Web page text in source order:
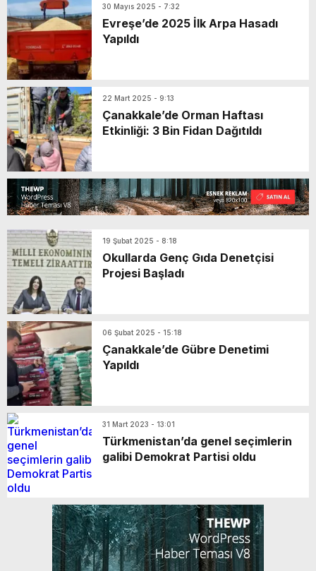
30 Mayıs 2025 - 7:32
Evreşe’de 2025 İlk Arpa Hasadı
Yapıldı
22 Mart 2025 - 9:13
Çanakkale’de Orman Haftası
Etkinliği: 3 Bin Fidan Dağıtıldı
19 Şubat 2025 - 8:18
Okullarda Genç Gıda Denetçisi
Projesi Başladı
06 Şubat 2025 - 15:18
Çanakkale’de Gübre Denetimi
Yapıldı
31 Mart 2023 - 13:01
Türkmenistan’da genel seçimlerin
galibi Demokrat Partisi oldu